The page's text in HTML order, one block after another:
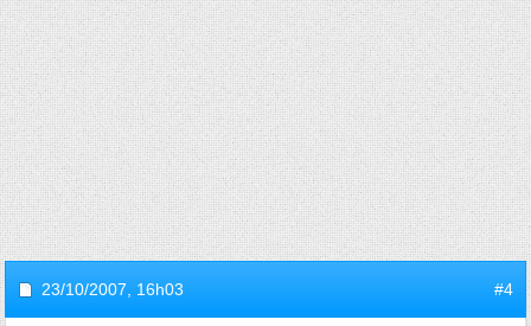
23/10/2007, 16h03 #4